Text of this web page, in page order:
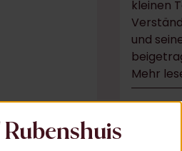
kleinen
und
Mehr